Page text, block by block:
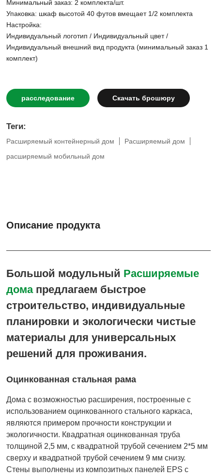
Минимальный заказ: 2 комплекта/шт.
Упаковка: шкаф высотой 40 футов вмещает 1/2 комплекта
Настройка:
Индивидуальный логотип / Индивидуальный цвет /
Индивидуальный внешний вид продукта (минимальный заказ 1
комплект)
расследование Скачать брошюру
Теги:
Расширяемый контейнерный дом
Расширяемый дом
расширяемый мобильный дом
Описание продукта
Большой модульный Расширяемые
домапредлагаем быстрое
строительство, индивидуальные
планировки и экологически чистые
материалы для универсальных
решений для проживания.
Оцинкованная стальная рама
Дома с возможностью расширения, построенные с
использованием оцинкованного стального каркаса,
являются примером прочности конструкции и
экологичности. Квадратная оцинкованная труба
толщиной 2,5 мм, с квадратной трубой сечением 2*5 мм
сверху и квадратной трубой сечением 9 мм снизу.
Стены выполнены из композитных панелей EPS с